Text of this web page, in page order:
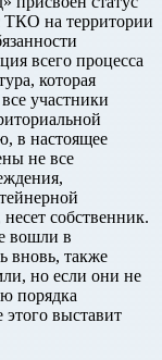
ТКО на территории
всего процесса
которая
участники
в настоящее
не все
собственник.
вошли в
вновь, также
но если они не
порядка
выставит